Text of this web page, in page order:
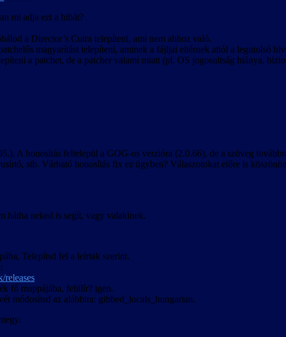
mi adja ezt a hibát?
a Director’s Cutra telepíteni, ami nem ahhoz való.
magyarítást telepíteni, aminek a fájljai eltérnek attól a legutolsó
a patchet, de a patcher valami miatt (pl. OS jogosultság hiánya,
A honosítás feltelepül a GOG-os verzióra (2.0.66), de a szöveg
stb. Várható honosítás fix ez ügyben? Válaszotokat előre is
hátha neked is segít, vagy valakinek.
Telepítsd fel a leírtak szerint.
fő mappájába, felülír? igen.
módosítsd az alábbira: gibbed_locals_hungarian.